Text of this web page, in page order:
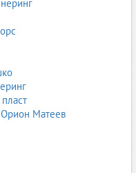
доведе до увреждане на
или лоша адхезия на
– може да надраска или
Орион Матеев